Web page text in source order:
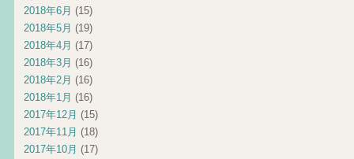
2018年6月 (15)
2018年5月 (19)
2018年4月 (17)
2018年3月 (16)
2018年2月 (16)
2018年1月 (16)
2017年12月 (15)
2017年11月 (18)
2017年10月 (17)